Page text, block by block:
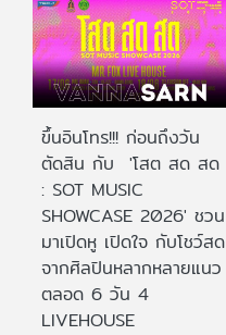
ขึ้นอินโทร!!! ก่อนถึงวัน
ตัดสิน กับ 'โสต สด สด
: SOT MUSIC
SHOWCASE 2026' ชวน
มาเปิดหู เปิดใจ กับโชว์สด
จากศิลปินหลากหลายแนว
ตลอด 6 วัน 4
LIVEHOUSE